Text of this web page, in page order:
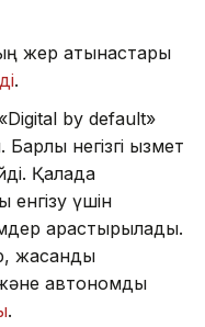
жер қатынастары
.
by default»
негізгі қызмет
Қалада
енгізу үшін
қарастырылады.
жасанды
автономды
.